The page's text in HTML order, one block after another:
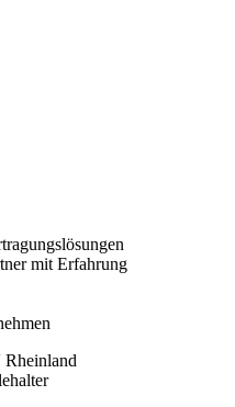
mit Erfahrung